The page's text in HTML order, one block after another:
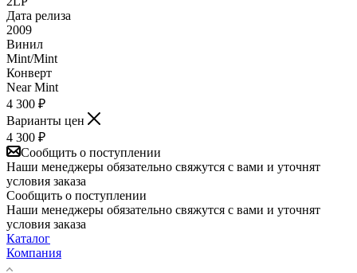
Дата релиза
2009
Винил
Mint/Mint
Конверт
Near Mint
4 300 ₽
Варианты цен
4 300 ₽
Сообщить о поступлении
Наши менеджеры обязательно свяжутся с вами и уточнят
условия заказа
Сообщить о поступлении
Наши менеджеры обязательно свяжутся с вами и уточнят
условия заказа
Каталог
Компания